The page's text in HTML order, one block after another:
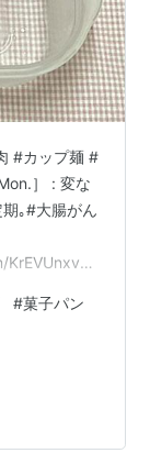
#カップ麺 #
］ : 変な
｡#大腸がん
これ買いた
品・飲…
#菓子パン